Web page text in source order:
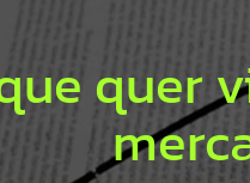
que